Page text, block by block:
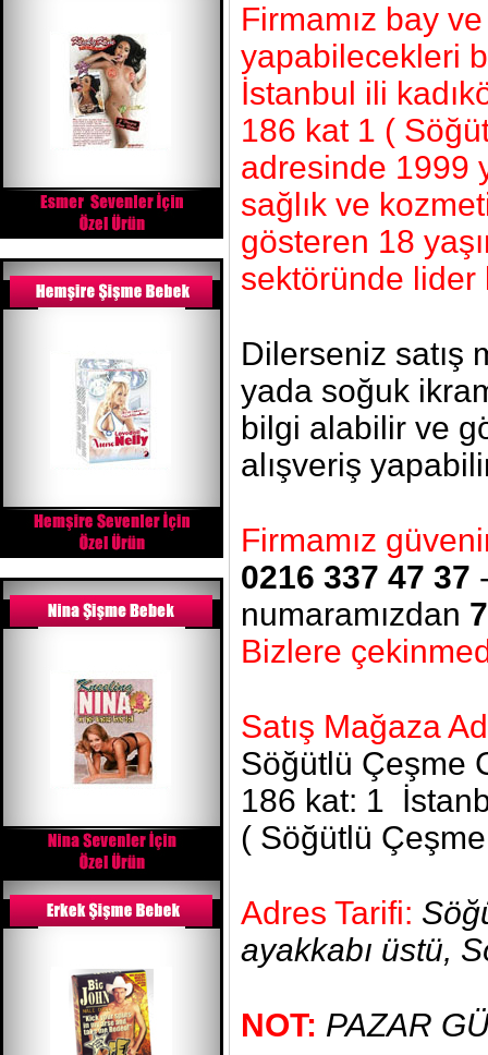
Firmamız bay
yapabilecekleri
İstanbul ili
186 kat 1 (
adresinde 1999
sağlık ve
gösteren 18
sektöründe lider
Dilerseniz satış
yada soğuk
bilgi alabilir ve
alışveriş
Firmamız
0216 337 47 37
numaramızdan 7
Bizlere
Satış Mağaza
Söğütlü Çeşme
186 kat: 1
( Söğütlü Çeşme
Adres Tarifi:
ayakkabı üstü,
NOT: PAZAR